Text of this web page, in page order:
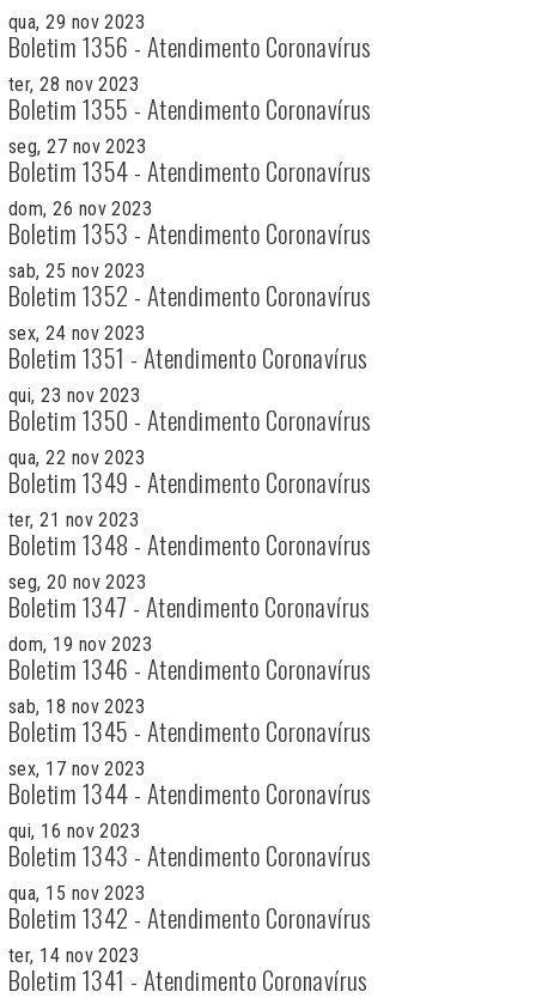
qua, 29 nov 2023
Boletim 1356 - Atendimento Coronavírus
ter, 28 nov 2023
Boletim 1355 - Atendimento Coronavírus
seg, 27 nov 2023
Boletim 1354 - Atendimento Coronavírus
dom, 26 nov 2023
Boletim 1353 - Atendimento Coronavírus
sab, 25 nov 2023
Boletim 1352 - Atendimento Coronavírus
sex, 24 nov 2023
Boletim 1351 - Atendimento Coronavírus
qui, 23 nov 2023
Boletim 1350 - Atendimento Coronavírus
qua, 22 nov 2023
Boletim 1349 - Atendimento Coronavírus
ter, 21 nov 2023
Boletim 1348 - Atendimento Coronavírus
seg, 20 nov 2023
Boletim 1347 - Atendimento Coronavírus
dom, 19 nov 2023
Boletim 1346 - Atendimento Coronavírus
sab, 18 nov 2023
Boletim 1345 - Atendimento Coronavírus
sex, 17 nov 2023
Boletim 1344 - Atendimento Coronavírus
qui, 16 nov 2023
Boletim 1343 - Atendimento Coronavírus
qua, 15 nov 2023
Boletim 1342 - Atendimento Coronavírus
ter, 14 nov 2023
Boletim 1341 - Atendimento Coronavírus